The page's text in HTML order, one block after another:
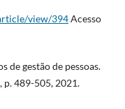
view/394Acesso
de gestão de pessoas.
p. 489-505, 2021.